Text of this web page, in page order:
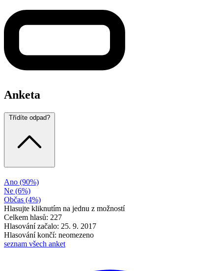
Anketa
Třídíte odpad?
Ano (90%)
Ne (6%)
Občas (4%)
Hlasujte kliknutím na jednu z možností
Celkem hlasů: 227
Hlasování začalo: 25. 9. 2017
Hlasování končí: neomezeno
seznam všech anket